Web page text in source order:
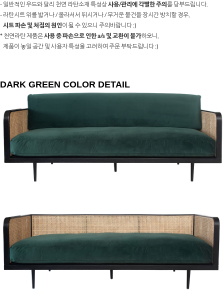
- 일반적인 우드와 달리 천연 라탄소재 특성상사용/관리에 각별한 주의 를 당부드립니다.
- 라탄시트 위를 밟거나 / 올라서서 뛰시거나 / 무거운 물건을 장시간 방치할 경우,
시트 파손 및 처짐의 원인이 될 수 있으니 주의바랍니다 :)
* 천연라탄 제품은사용 중 파손으로 인한 a/s 및 교환이 불가하오니,
제품이 놓일 공간 및 사용자 특성을 고려하여 주문 부탁드립니다 :)
DARK GREEN COLOR DETAIL